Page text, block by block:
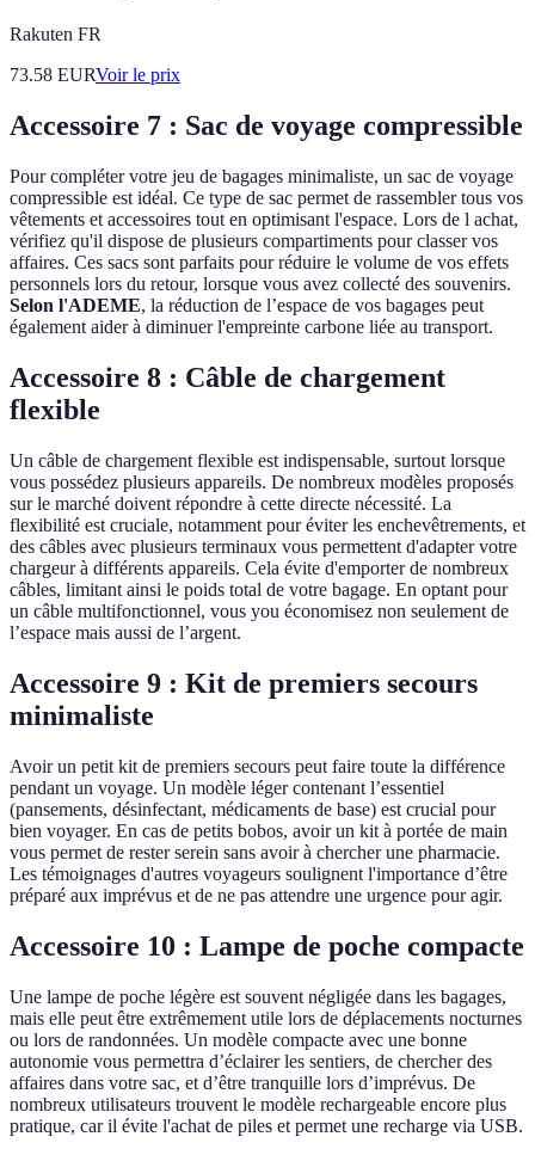
Rakuten FR
73.58 EURVoir le prix
Accessoire 7 : Sac de voyage compressible
Pour compléter votre jeu de bagages minimaliste, un sac de voyage
compressible est idéal. Ce type de sac permet de rassembler tous vos
vêtements et accessoires tout en optimisant l'espace. Lors de l achat,
vérifiez qu'il dispose de plusieurs compartiments pour classer vos
affaires. Ces sacs sont parfaits pour réduire le volume de vos effets
personnels lors du retour, lorsque vous avez collecté des souvenirs.
Selon l'ADEME, la réduction de l’espace de vos bagages peut
également aider à diminuer l'empreinte carbone liée au transport.
Accessoire 8 : Câble de chargement
flexible
Un câble de chargement flexible est indispensable, surtout lorsque
vous possédez plusieurs appareils. De nombreux modèles proposés
sur le marché doivent répondre à cette directe nécessité. La
flexibilité est cruciale, notamment pour éviter les enchevêtrements, et
des câbles avec plusieurs terminaux vous permettent d'adapter votre
chargeur à différents appareils. Cela évite d'emporter de nombreux
câbles, limitant ainsi le poids total de votre bagage. En optant pour
un câble multifonctionnel, vous you économisez non seulement de
l’espace mais aussi de l’argent.
Accessoire 9 : Kit de premiers secours
minimaliste
Avoir un petit kit de premiers secours peut faire toute la différence
pendant un voyage. Un modèle léger contenant l’essentiel
(pansements, désinfectant, médicaments de base) est crucial pour
bien voyager. En cas de petits bobos, avoir un kit à portée de main
vous permet de rester serein sans avoir à chercher une pharmacie.
Les témoignages d'autres voyageurs soulignent l'importance d’être
préparé aux imprévus et de ne pas attendre une urgence pour agir.
Accessoire 10 : Lampe de poche compacte
Une lampe de poche légère est souvent négligée dans les bagages,
mais elle peut être extrêmement utile lors de déplacements nocturnes
ou lors de randonnées. Un modèle compacte avec une bonne
autonomie vous permettra d’éclairer les sentiers, de chercher des
affaires dans votre sac, et d’être tranquille lors d’imprévus. De
nombreux utilisateurs trouvent le modèle rechargeable encore plus
pratique, car il évite l'achat de piles et permet une recharge via USB.